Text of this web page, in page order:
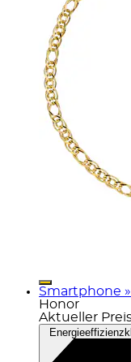
Smartphone
Honor
Aktueller